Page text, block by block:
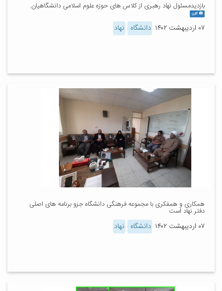
بازدیدمسئول نهاد رهبری از کلاس های حوزه علوم اسلامی دانشگاهیان.
گالری
۰۷ اردیبهشت ۱۴۰۲ دانشگاه نهاد
همکاری و همفکری با مجموعه فرهنگی دانشگاه جزو برنامه های اصلی
دفتر نهاد است
۰۷ اردیبهشت ۱۴۰۲ دانشگاه نهاد